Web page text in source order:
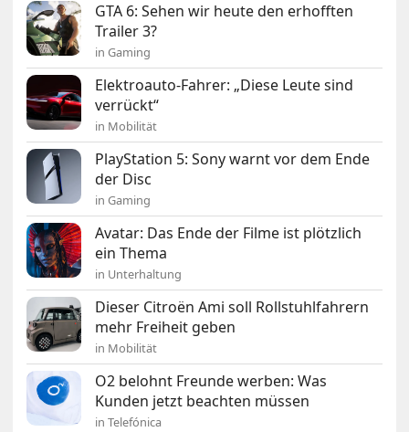
GTA 6: Sehen wir heute den erhofften
Trailer 3?
in Gaming
Elektroauto-Fahrer: „Diese Leute sind
verrückt“
in Mobilität
PlayStation 5: Sony warnt vor dem Ende
der Disc
in Gaming
Avatar: Das Ende der Filme ist plötzlich
ein Thema
in Unterhaltung
Dieser Citroën Ami soll Rollstuhlfahrern
mehr Freiheit geben
in Mobilität
O2 belohnt Freunde werben: Was
Kunden jetzt beachten müssen
in Telefónica